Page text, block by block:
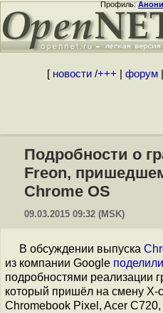
Профиль:
[ новости/+++ форум|
Подробности о
Freon,
Chrome OS
09.03.2015 09:32 (MSK)
В обсуждении выпуска
из компании Google
подробностями реализации
который пришёл на смену X-
Chromebook Pixel, Acer